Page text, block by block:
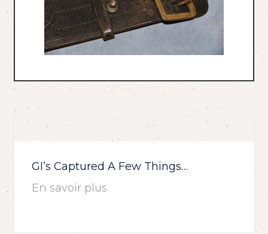
GI’s Captured A Few Things…
En savoir plus